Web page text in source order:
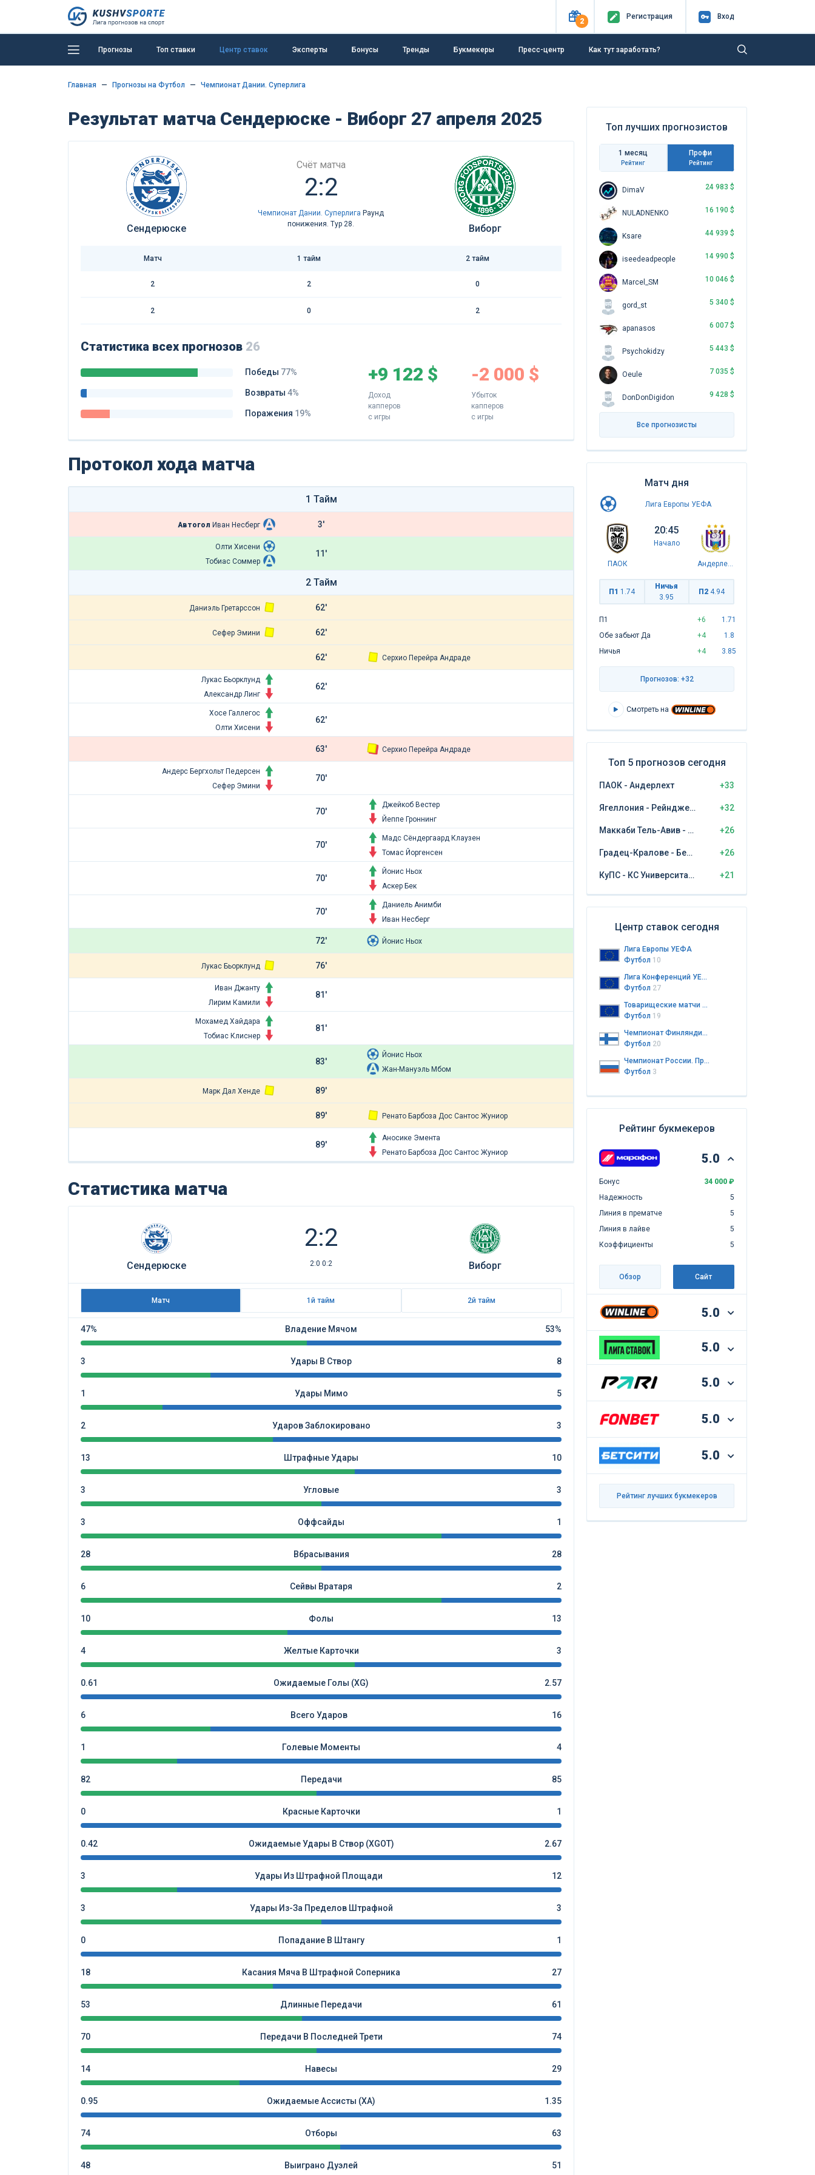
2
Регистрация Вход
Прогнозы Топ ставки Центр ставок Эксперты Бонусы Тренды Букмекеры Пресс-центр Как тут заработать?
Главная Прогнозы на Футбол Чемпионат Дании. Суперлига
Результат матча Сендерюске - Виборг 27 апреля 2025
Сендерюске
Счёт матча
2:2
Чемпионат Дании. Суперлига Раунд
понижения. Тур 28.
Виборг
Матч 1 тайм 2 тайм
2 2 0
2 0 2
Статистика всех прогнозов 26
Победы 77%
Возвраты 4%
Поражения 19%
+9 122 $
Доход
капперов
с игры
-2 000 $
Убыток
капперов
с игры
Протокол хода матча
1 Тайм
Автогол Иван Несберг 3'
Олти Хисени
Тобиас Соммер
11'
2 Тайм
Даниэль Гретарссон 62'
Сефер Эмини 62'
62' Серхио Перейра Андраде
Лукас Бьорклунд
Александр Линг
62'
Хосе Галлегос
Олти Хисени
62'
63' Серхио Перейра Андраде
Андерс Бергхольт Педерсен
Сефер Эмини
70'
70'
Джейкоб Вестер
Йеппе Гроннинг
70'
Мадс Сёндергаард Клаузен
Томас Йоргенсен
70'
Йонис Ньох
Аскер Бек
70'
Даниель Анимби
Иван Несберг
72' Йонис Ньох
Лукас Бьорклунд 76'
Иван Джанту
Лирим Камили
81'
Мохамед Хайдара
Тобиас Клиснер
81'
83'
Йонис Ньох
Жан-Мануэль Мбом
Марк Дал Хенде 89'
89' Ренато Барбоза Дос Сантос Жуниор
89'
Аносике Эмента
Ренато Барбоза Дос Сантос Жуниор
Статистика матча
Сендерюске
2:2
2:0 0:2 Виборг
Матч 1й тайм 2й тайм
47% Владение Мячом 53%
3 Удары В Створ 8
1 Удары Мимо 5
2 Ударов Заблокировано 3
13 Штрафные Удары 10
3 Угловые 3
3 Оффсайды 1
28 Вбрасывания 28
6 Сейвы Вратаря 2
10 Фолы 13
4 Желтые Карточки 3
0.61 Ожидаемые Голы (xG) 2.57
6 Всего Ударов 16
1 Голевые Моменты 4
82 Передачи 85
0 Красные Карточки 1
0.42 Ожидаемые Удары В Створ (xGOT) 2.67
3 Удары Из Штрафной Площади 12
3 Удары Из-За Пределов Штрафной 3
0 Попадание В Штангу 1
18 Касания Мяча В Штрафной Соперника 27
53 Длинные Передачи 61
70 Передачи В Последней Трети 74
14 Навесы 29
0.95 Ожидаемые Ассисты (xA) 1.35
74 Отборы 63
48 Выиграно Дуэлей 51
Топ лучших прогнозистов
1 месяц
Рейтинг
Профи
Рейтинг
DimaV 24 983 $
NULADNENKO 16 190 $
Ksare 44 939 $
iseedeadpeople 14 990 $
Marcel_SM 10 046 $
gord_st 5 340 $
apanasos 6 007 $
Psychokidzy 5 443 $
Oeule 7 035 $
DonDonDigidon 9 428 $
Все прогнозисты
Матч дня
Лига Европы УЕФА
ПАОК
20:45
Начало
Андерлехт
П1 1.74
Ничья
3.95
П2 4.94
П1 +6
1.71
Обе забьют Да
+4
1.8
Ничья
+4 3.85
Прогнозов: +32
Смотреть на
Топ 5 прогнозов сегодня
ПАОК - Андерлехт +33
Ягеллония - Рейнджерс +32
Маккаби Тель-Авив - ЦСКА София +26
Градец-Кралове - Бешикташ +26
КуПС - КС Университатя Крайова +21
Центр ставок сегодня
Лига Европы УЕФА
Футбол 10
Лига Конференций УЕФА
Футбол 27
Товарищеские матчи клубов
Футбол 19
Чемпионат Финляндии. Колмонен. 3-й дивизион
Футбол 20
Чемпионат России. Премьер-лига
Футбол 3
Рейтинг букмекеров
5.0
Бонус
34 000 ₽
Надежность
5
Линия в прематче
5
Линия в лайве
5
Коэффициенты
5
Обзор Сайт
5.0
5.0
5.0
5.0
5.0
Рейтинг лучших букмекеров